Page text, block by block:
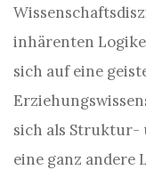
inhärenten
sich auf eine
sich als Struktur-
eine ganz andere